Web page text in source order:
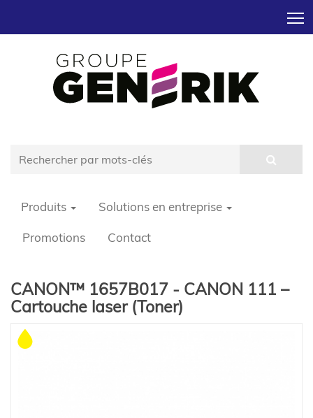
Produits Solutions en entreprise
Promotions Contact
CANON™ 1657B017 - CANON 111 –
Cartouche laser (Toner)